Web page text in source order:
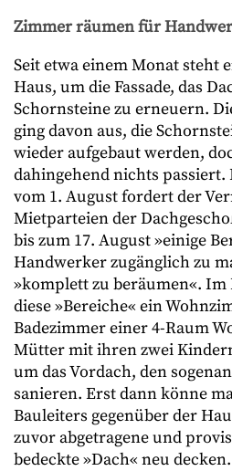
Zimmer räumen für
Seit etwa einem Monat steht
Haus, um die Fassade, das
Schornsteine zu erneuern.
ging davon aus, die
wieder aufgebaut werden,
dahingehend nichts
vom 1. August fordert der
Mietparteien der
bis zum 17. August »einige
Handwerker zugänglich zu
»komplett zu beräumen«.
diese »Bereiche« ein
Badezimmer einer 4-Raum
Mütter mit ihren zwei
um das Vordach, den
sanieren. Erst dann könne
Bauleiters gegenüber der
zuvor abgetragene und
bedeckte »Dach« neu decken.